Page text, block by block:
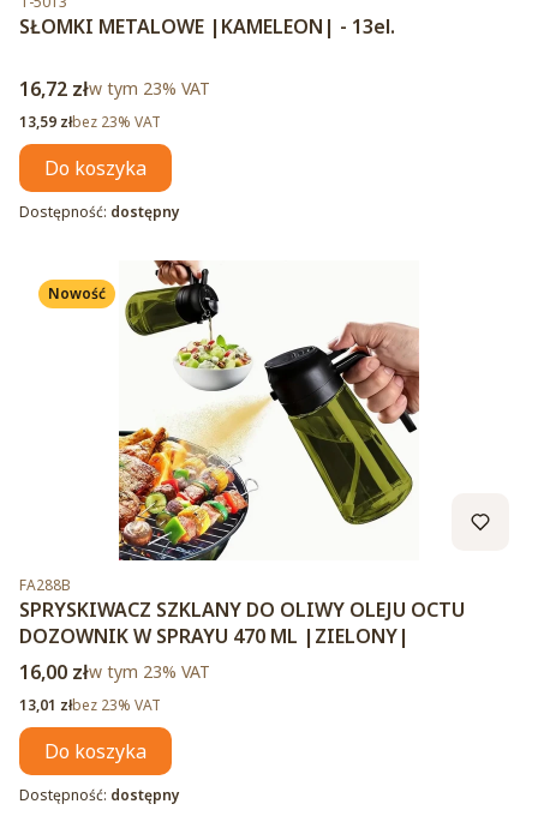
SŁOMKI METALOWE |KAMELEON| - 13el.
Cena brutto
16,72 złw tym %s VAT
w tym 23% VAT
Cena netto
13,59 złbez 23% VAT
Do koszyka
Dostępność: dostępny
Nowość
Kod produktu
FA288B
SPRYSKIWACZ SZKLANY DO OLIWY OLEJU OCTU
DOZOWNIK W SPRAYU 470 ML |ZIELONY|
Cena brutto
16,00 złw tym %s VAT
w tym 23% VAT
Cena netto
13,01 złbez 23% VAT
Do koszyka
Dostępność: dostępny